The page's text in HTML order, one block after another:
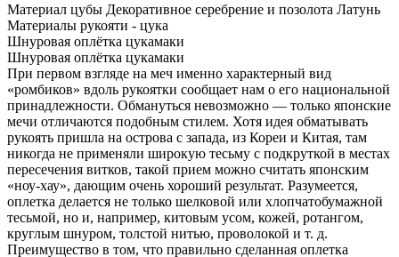
Материал цубы Декоративное серебрение и позолота Латунь
Материалы рукояти - цука
Шнуровая оплётка цукамаки
Шнуровая оплётка цукамаки
При первом взгляде на меч именно характерный вид
«ромбиков» вдоль рукоятки сообщает нам о его национальной
принадлежности. Обмануться невозможно — только японские
мечи отличаются подобным стилем. Хотя идея обматывать
рукоять пришла на острова с запада, из Кореи и Китая, там
никогда не применяли широкую тесьму с подкруткой в местах
пересечения витков, такой прием можно считать японским
«ноу-хау», дающим очень хороший результат. Разумеется,
оплетка делается не только шелковой или хлопчатобумажной
тесьмой, но и, например, китовым усом, кожей, ротангом,
круглым шнуром, толстой нитью, проволокой и т. д.
Преимущество в том, что правильно сделанная оплетка